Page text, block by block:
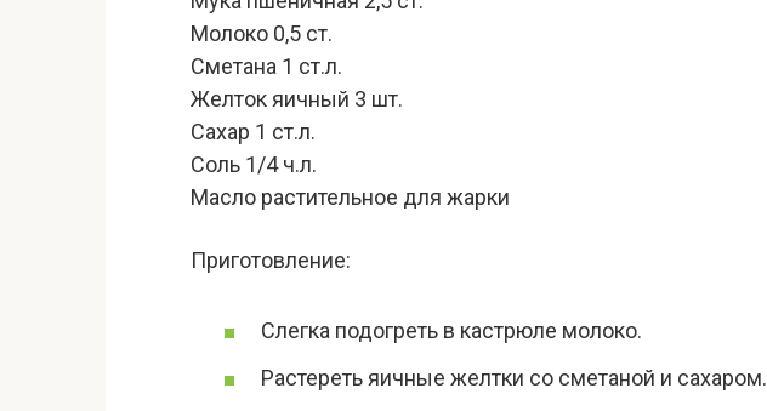
Молоко 0,5 ст.
Сметана 1 ст.л.
Желток яичный 3 шт.
Сахар 1 ст.л.
Соль 1/4 ч.л.
Масло растительное для жарки
Приготовление:
Слегка подогреть в кастрюле молоко.
Растереть яичные желтки со сметаной и сахаром.